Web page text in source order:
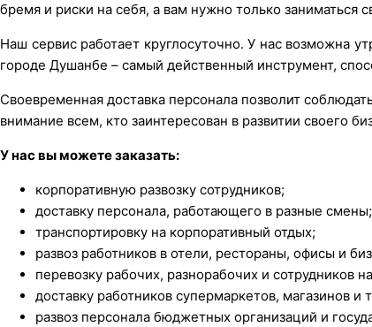
бремя и риски на себя, а вам нужно только
Наш сервис работает круглосуточно. У нас возможна
городе Душанбе – самый действенный инструмент,
Своевременная доставка персонала позволит
внимание всем, кто заинтересован в развитии своего
У нас вы можете заказать:
корпоративную развозку сотрудников;
доставку персонала, работающего в разные смены;
транспортировку на корпоративный отдых;
развоз работников в отели, рестораны, офисы и
перевозку рабочих, разнорабочих и сотрудников
доставку работников супермаркетов, магазинов и
развоз персонала бюджетных организаций и